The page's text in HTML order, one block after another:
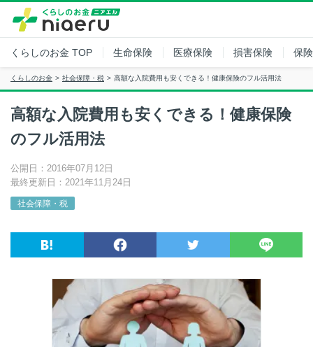
くらしのお金 TOP 生命保険 医療保険 損害保険 保
くらしのお金 社会保障・税 高額な入院費用も安くできる！健康保険のフル活用法
高額な入院費用も安くできる！健康保険
のフル活用法
公開日：2016年07月12日
最終更新日：2021年11月24日
社会保障・税